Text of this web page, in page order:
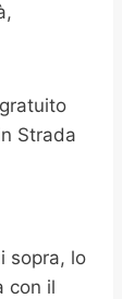
Strada
sopra, lo
con il